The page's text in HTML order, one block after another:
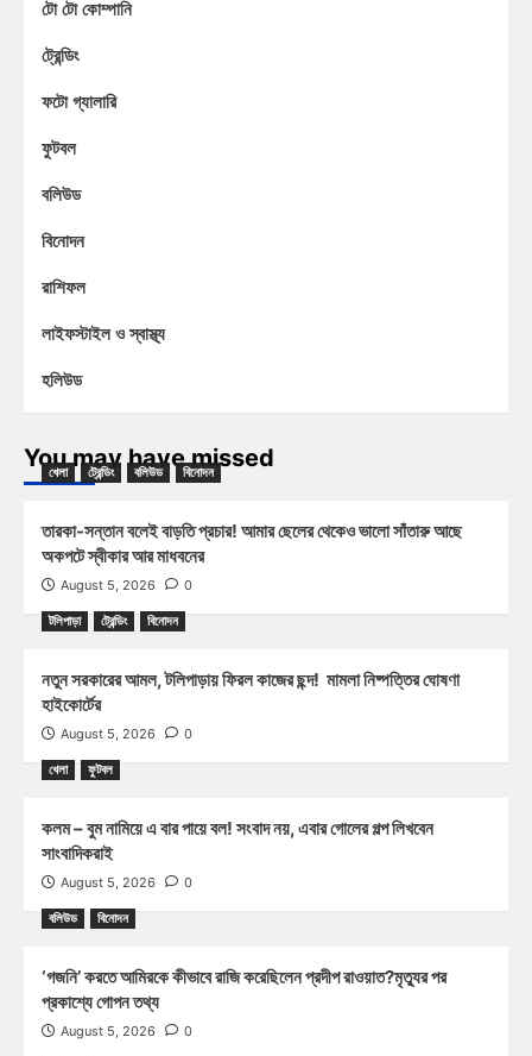
টো টো কোম্পানি
ট্রেন্ডিং
ফটো গ্যালারি
ফুটবল
বলিউড
বিনোদন
রাশিফল
লাইফস্টাইল ও স্বাস্থ্য
হলিউড
You may have missed
খেলা ট্রেন্ডিং বলিউড বিনোদন
তারকা-সন্তান বলেই বাড়তি প্রচার! আমার ছেলের থেকেও ভালো সাঁতারু আছে
অকপটে স্বীকার আর মাধবনের
August 5, 2026 0
টলিপাড়া ট্রেন্ডিং বিনোদন
নতুন সরকারের আমল, টলিপাড়ায় ফিরল কাজের ছন্দ! মামলা নিষ্পত্তির ঘোষণা
হাইকোর্টের
August 5, 2026 0
খেলা ফুটবল
কলম – বুম নামিয়ে এ বার পায়ে বল! সংবাদ নয়, এবার গোলের গল্প লিখবেন
সাংবাদিকরাই
August 5, 2026 0
বলিউড বিনোদন
‘গজনি’ করতে আমিরকে কীভাবে রাজি করেছিলেন প্রদীপ রাওয়াত?মৃত্যুর পর
প্রকাশ্যে গোপন তথ্য
August 5, 2026 0